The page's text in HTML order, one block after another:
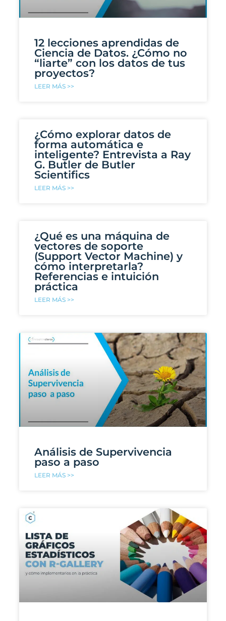
12 lecciones aprendidas de
Ciencia de Datos. ¿Cómo no
“liarte” con los datos de tus
proyectos?
LEER MÁS >>
¿Cómo explorar datos de
forma automática e
inteligente? Entrevista a Ray
G. Butler de Butler
Scientifics
LEER MÁS >>
¿Qué es una máquina de
vectores de soporte
(Support Vector Machine) y
cómo interpretarla?
Referencias e intuición
práctica
LEER MÁS >>
Análisis de Supervivencia
paso a paso
LEER MÁS >>